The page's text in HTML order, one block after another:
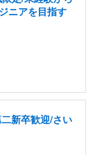
ニアを目指す
新卒歓迎/さい